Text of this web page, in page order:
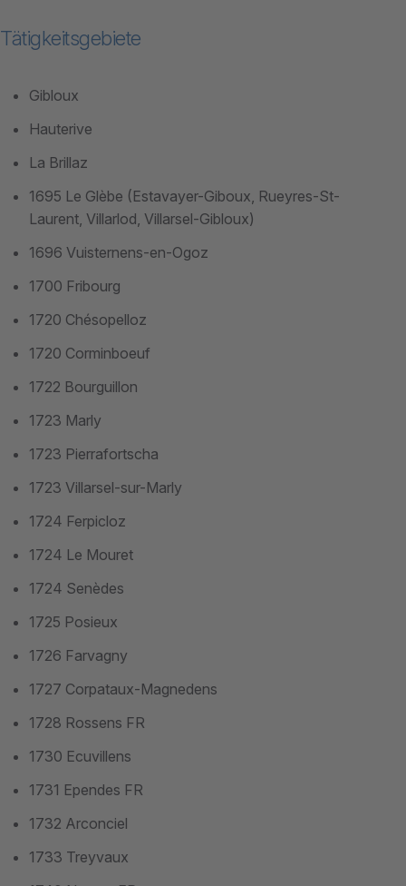
Tätigkeitsgebiete
Gibloux
Hauterive
La Brillaz
1695 Le Glèbe (Estavayer-Giboux, Rueyres-St-
Laurent, Villarlod, Villarsel-Gibloux)
1696 Vuisternens-en-Ogoz
1700 Fribourg
1720 Chésopelloz
1720 Corminboeuf
1722 Bourguillon
1723 Marly
1723 Pierrafortscha
1723 Villarsel-sur-Marly
1724 Ferpicloz
1724 Le Mouret
1724 Senèdes
1725 Posieux
1726 Farvagny
1727 Corpataux-Magnedens
1728 Rossens FR
1730 Ecuvillens
1731 Ependes FR
1732 Arconciel
1733 Treyvaux